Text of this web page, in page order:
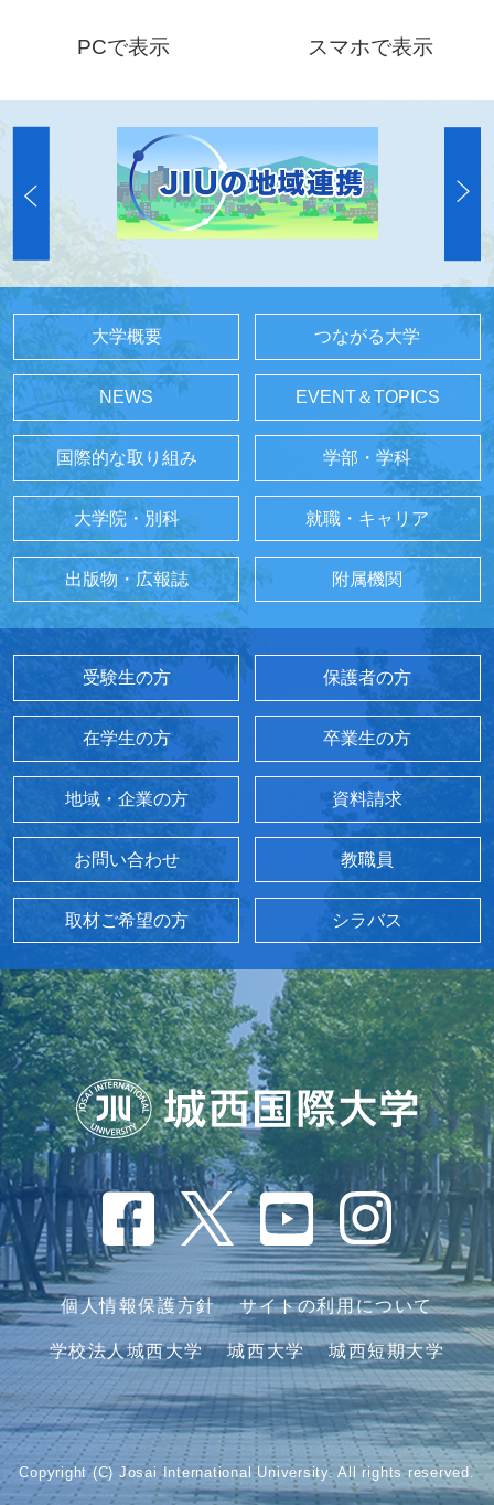
PCで表示 スマホで表示
大学概要 つながる大学
NEWS EVENT＆TOPICS
国際的な取り組み 学部・学科
大学院・別科 就職・キャリア
出版物・広報誌 附属機関
受験生の方 保護者の方
在学生の方 卒業生の方
地域・企業の方 資料請求
お問い合わせ 教職員
取材ご希望の方 シラバス
個人情報保護方針 サイトの利用について
学校法人城西大学 城西大学 城西短期大学
Copyright (C) Josai International University. All rights reserved.